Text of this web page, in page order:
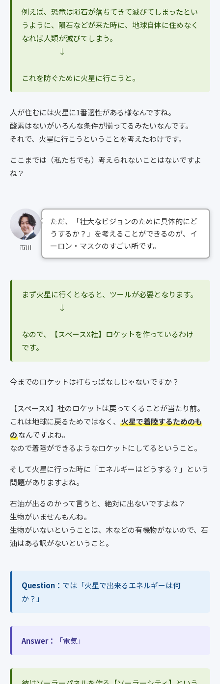
例えば、恐竜は隕石が落ちてきて滅びてしまったとい
うように、隕石などが来た時に、地球自体に住めなく
なれば人類が滅びてしまう。
↓
これを防ぐために火星に行こうと。
人が住むには火星に1番適性がある様なんですね。
酸素はないがいろんな条件が揃ってるみたいなんです。
それで、火星に行こうということを考えたわけです。
ここまでは（私たちでも）考えられないことはないですよ
ね？
市川
ただ、「壮大なビジョンのために具体的にど
うするか？」を考えることができるのが、イ
ーロン・マスクのすごい所です。
まず火星に行くとなると、ツールが必要となります。
↓
なので、【スペースX社】ロケットを作っているわけ
です。
今までのロケットは打ちっぱなしじゃないですか？
【スペースX】社のロケットは戻ってくることが当たり前。
これは地球に戻るためではなく、 火星で着陸するためのも
のなんですよね。
なので着陸ができるようなロケットにしてるということ。
そして火星に行った時に「エネルギーはどうする？」という
問題がありますよね。
石油が出るのかって言うと、絶対に出ないですよね？
生物がいませんもんね。
生物がいないということは、木などの有機物がないので、石
油はある訳がないということ。
Question： では「火星で出来るエネルギーは何
か？」
Answer： 「電気」